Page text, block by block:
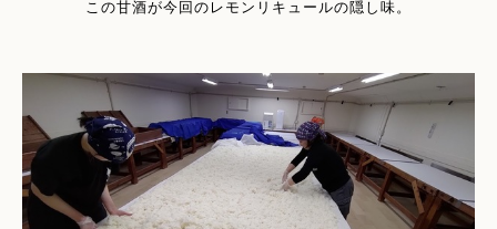
この甘酒が今回のレモンリキュールの隠し味。